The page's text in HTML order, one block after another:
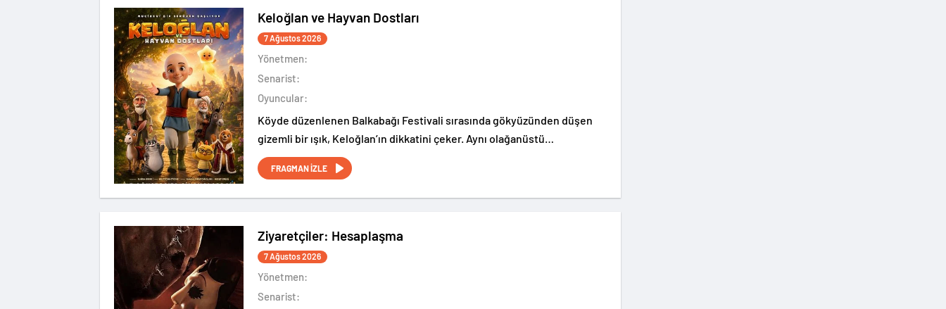
Keloğlan ve Hayvan Dostları
7 Ağustos 2026
Yönetmen:
Senarist:
Oyuncular:
Köyde düzenlenen Balkabağı Festivali sırasında gökyüzünden düşen
gizemli bir ışık, Keloğlan’ın dikkatini çeker. Aynı olağanüstü
olaya, Hayvanlar Şatosu’nda yaşayan Tombik Tekir ve Civciv de tanıklık
eder.FRAGMAN İZLE
Ziyaretçiler: Hesaplaşma
7 Ağustos 2026
Yönetmen:
Senarist: